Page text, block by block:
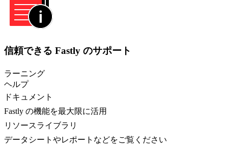
信頼できる Fastly のサポート
ラーニング
ヘルプ
ドキュメント
Fastly の機能を最大限に活用
リソースライブラリ
データシートやレポートなどをご覧ください